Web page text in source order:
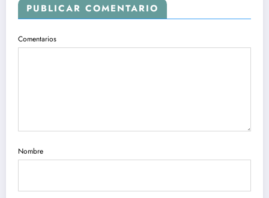
PUBLICAR COMENTARIO
Comentarios
Nombre